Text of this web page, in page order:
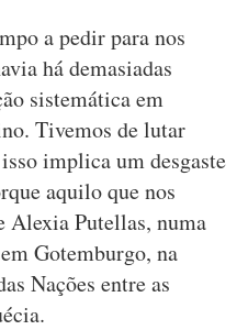
a pedir para nos
há demasiadas
sistemática em
Tivemos de lutar
implica um desgaste
aquilo que nos
Alexia Putellas, numa
Gotemburgo, na
Nações entre as